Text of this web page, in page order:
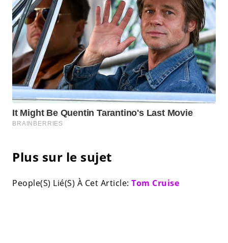
Plus sur le sujet
People(S) Lié(S) À Cet Article: Tom Cruise